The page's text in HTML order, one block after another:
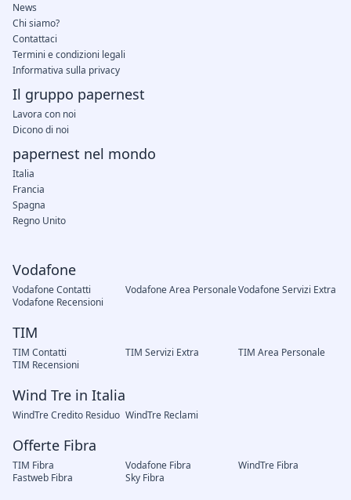
Vodafone
Vodafone Contatti Vodafone Area PersonaleVodafone Servizi Extra
Vodafone Recensioni
TIM
TIM Contatti TIM Servizi Extra
TIM Area Personale
TIM Recensioni
Wind Tre in Italia
WindTre Credito Residuo WindTre Reclami
Offerte Fibra
TIM Fibra Vodafone Fibra
WindTre Fibra
Fastweb Fibra
Sky Fibra
News
Chi siamo?
Contattaci
Termini e condizioni legali
Informativa sulla privacy
Il gruppo papernest
Lavora con noi
Dicono di noi
papernest nel mondo
Italia
Francia
Spagna
Regno Unito